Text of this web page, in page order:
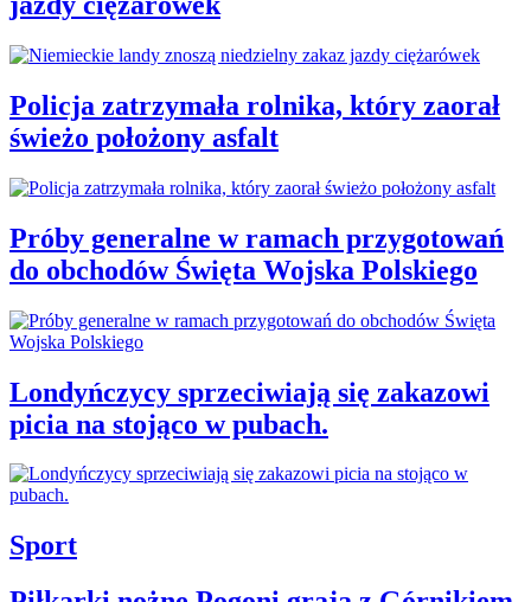
Policja zatrzymała rolnika, który zaorał
świeżo położony asfalt
Próby generalne w ramach przygotowań
do obchodów Święta Wojska Polskiego
Londyńczycy sprzeciwiają się zakazowi
picia na stojąco w pubach.
Sport